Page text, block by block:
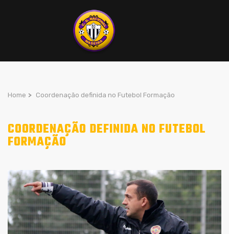
Home > Coordenação definida no Futebol Formação
COORDENAÇÃO DEFINIDA NO FUTEBOL
FORMAÇÃO